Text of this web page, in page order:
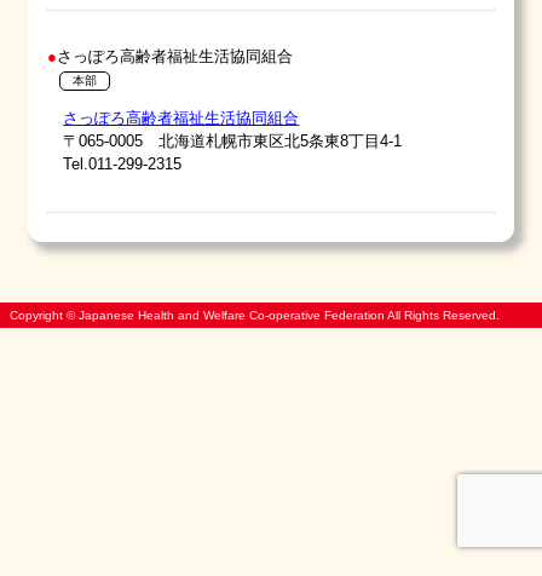
さっぽろ高齢者福祉生活協同組合
本部
さっぽろ高齢者福祉生活協同組合
〒065-0005 北海道札幌市東区北5条東8丁目4-1
Tel.011-299-2315
Copyright © Japanese Health and Welfare Co-operative Federation All Rights Reserved.